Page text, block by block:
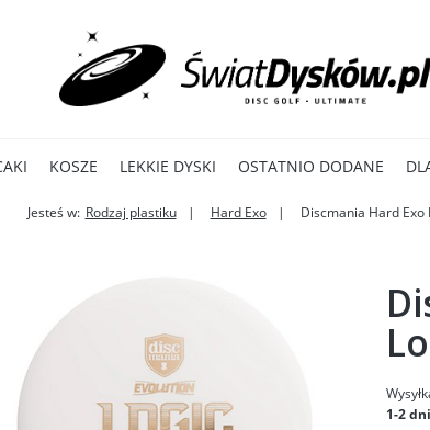
KOSZE LEKKIE DYSKI OSTATNIO DODANE
Jesteś w: Rodzaj plastiku Hard Exo Discmania Hard Exo
1-2